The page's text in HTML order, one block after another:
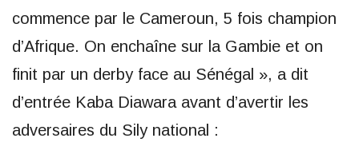
commence par le Cameroun, 5 fois champion
d’Afrique. On enchaîne sur la Gambie et on
finit par un derby face au Sénégal », a dit
d’entrée Kaba Diawara avant d’avertir les
adversaires du Sily national :